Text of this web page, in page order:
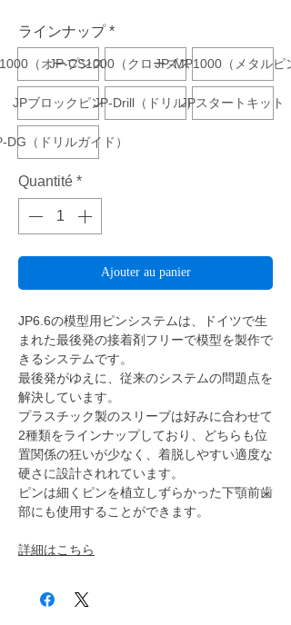
ラインナップ *
（オープンスリーブ）
JP-CS1000（クローズスリーブ）
JP-MP1000（メタルピ
JPブロックピンJP-Drill（ドリル）JPスタートキット
DG（ドリルガイド）
Quantité *
Ajouter au panier
JP6.6の模型用ピンシステムは、ドイツで生
まれた最後発の接着剤フリーで模型を製作で
きるシステムです。
最後発がゆえに、従来のシステムの問題点を
解決しています。
プラスチック製のスリーブは好みに合わせて
2種類をラインナップしており、どちらも位
置関係の狂いが少なく、着脱しやすい適度な
硬さに設計されれています。
ピンは細くピンを植立しずらかった下顎前歯
部にも使用することができます。
詳細はこちら